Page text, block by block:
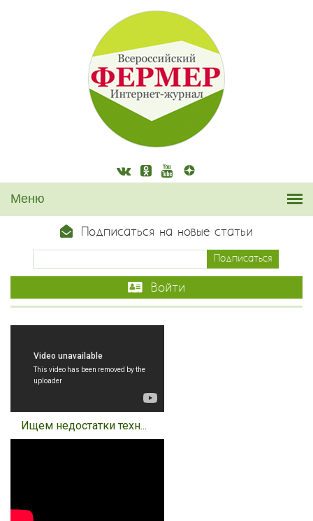
Подписаться на новые статьи
Войти
Ищем недостатки техн...